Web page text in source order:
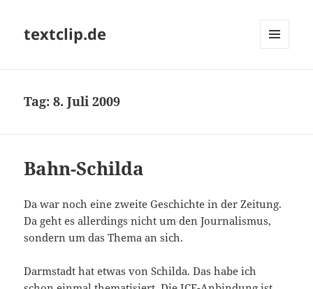
textclip.de
Tag:8. Juli 2009
Bahn-Schilda
Da war noch eine zweite Geschichte in der Zeitung.
Da geht es allerdings nicht um den Journalismus,
sondern um das Thema an sich.
Darmstadt hat etwas von Schilda. Das habe ich